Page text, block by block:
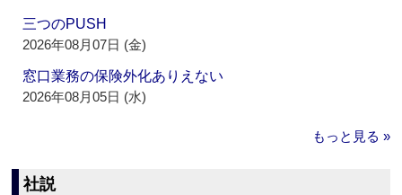
三つのPUSH
2026年08月07日 (金)
窓口業務の保険外化ありえない
2026年08月05日 (水)
もっと見る »
社説